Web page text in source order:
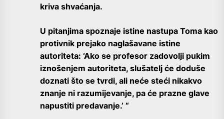
kriva shvaćanja.
U pitanjima spoznaje istine nastupa Toma kao
protivnik prejako naglašavane istine
autoriteta: ‘Ako se profesor zadovolji pukim
iznošenjem autoriteta, slušatelj će doduše
doznati što se tvrdi, ali neće steći nikakvo
znanje ni razumijevanje, pa će prazne glave
napustiti predavanje.’ “